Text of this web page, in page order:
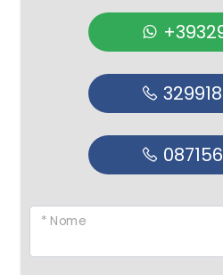
* Nome